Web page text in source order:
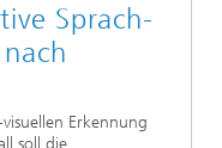
Sprach-
Erkennung
soll die